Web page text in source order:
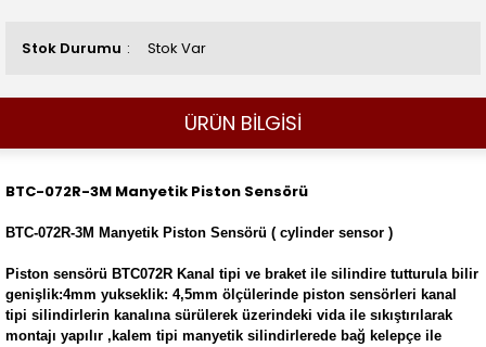
Stok Durumu Stok Var
ÜRÜN BİLGİSİ
BTC-072R-3M Manyetik Piston Sensörü
BTC-072R-3M Manyetik Piston Sensörü ( cylinder sensor )
Piston sensörü BTC072R Kanal tipi ve braket ile silindire tutturula bilir
genişlik:4mm yukseklik: 4,5mm ölçülerinde piston sensörleri kanal
tipi silindirlerin kanalına sürülerek üzerindeki vida ile sıkıştırılarak
montajı yapılır ,kalem tipi manyetik silindirlerede bağ kelepçe ile